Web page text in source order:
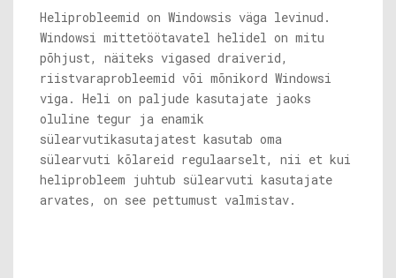
Heliprobleemid on Windowsis väga levinud.
Windowsi mittetöötavatel helidel on mitu
põhjust, näiteks vigased draiverid,
riistvaraprobleemid või mõnikord Windowsi
viga. Heli on paljude kasutajate jaoks
oluline tegur ja enamik
sülearvutikasutajatest kasutab oma
sülearvuti kõlareid regulaarselt, nii et kui
heliprobleem juhtub sülearvuti kasutajate
arvates, on see pettumust valmistav.